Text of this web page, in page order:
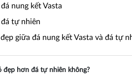
nung kết Vasta
đá tự nhiên
giữa đá nung kết Vasta và đá tự
đẹp hơn đá tự nhiên không?